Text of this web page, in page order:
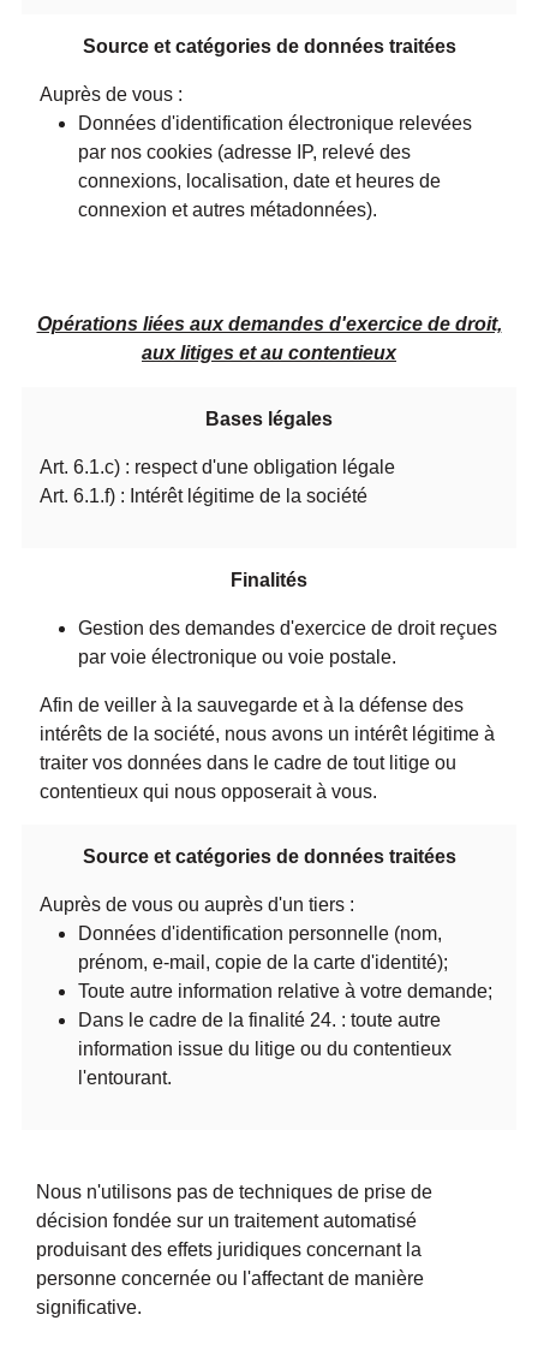
Source et catégories de données traitées
Auprès de vous :
Données d'identification électronique relevées
par nos cookies (adresse IP, relevé des
connexions, localisation, date et heures de
connexion et autres métadonnées).
Opérations liées aux demandes d'exercice de droit,
aux litiges et au contentieux
Bases légales
Art. 6.1.c) : respect d'une obligation légale
Art. 6.1.f) : Intérêt légitime de la société
Finalités
Gestion des demandes d'exercice de droit reçues
par voie électronique ou voie postale.
Afin de veiller à la sauvegarde et à la défense des
intérêts de la société, nous avons un intérêt légitime à
traiter vos données dans le cadre de tout litige ou
contentieux qui nous opposerait à vous.
Source et catégories de données traitées
Auprès de vous ou auprès d'un tiers :
Données d'identification personnelle (nom,
prénom, e-mail, copie de la carte d'identité);
Toute autre information relative à votre demande;
Dans le cadre de la finalité 24. : toute autre
information issue du litige ou du contentieux
l'entourant.
Nous n'utilisons pas de techniques de prise de
décision fondée sur un traitement automatisé
produisant des effets juridiques concernant la
personne concernée ou l'affectant de manière
significative.